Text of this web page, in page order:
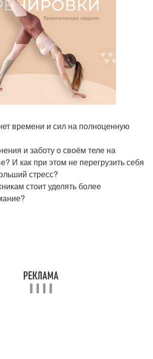
времени и сил на полноценную
и заботу о своём теле на
И как при этом не перегрузить себя
стресс?
стоит уделять более